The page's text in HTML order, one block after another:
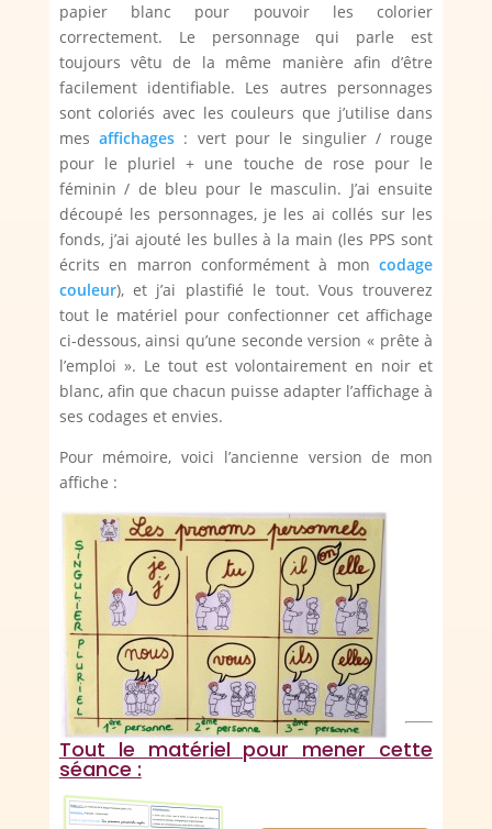
papier blanc pour pouvoir les colorier
correctement. Le personnage qui parle est
toujours vêtu de la même manière afin d’être
facilement identifiable. Les autres personnages
sont coloriés avec les couleurs que j’utilise dans
mesaffichages : vert pour le singulier / rouge
pour le pluriel + une touche de rose pour le
féminin / de bleu pour le masculin. J’ai ensuite
découpé les personnages, je les ai collés sur les
fonds, j’ai ajouté les bulles à la main (les PPS sont
écrits en marron conformément à moncodage
couleur), et j’ai plastifié le tout. Vous trouverez
tout le matériel pour confectionner cet affichage
ci-dessous, ainsi qu’une seconde version « prête à
l’emploi ». Le tout est volontairement en noir et
blanc, afin que chacun puisse adapter l’affichage à
ses codages et envies.
Pour mémoire, voici l’ancienne version de mon
affiche :
Tout le matériel pour mener cette
séance :